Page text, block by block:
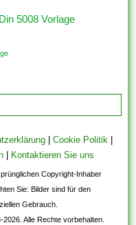
5008 Vorlage
| Cookie Politik |
| Kontaktieren Sie uns
Copyright-Inhaber
Sie: Bilder sind für den
Gebrauch.
Alle Rechte vorbehalten.